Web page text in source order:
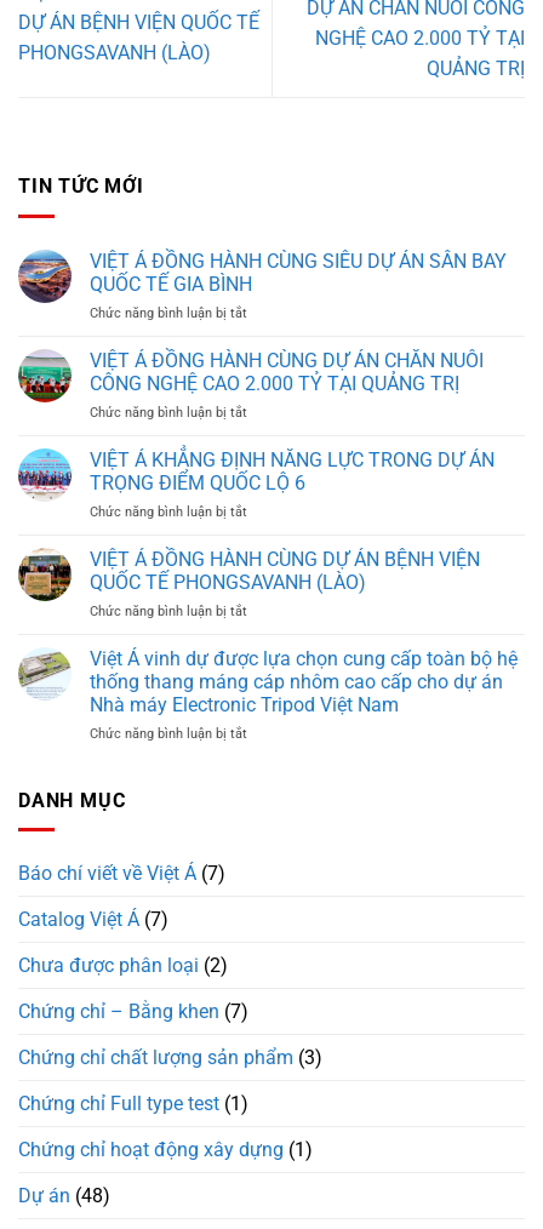
DỰ ÁN BỆNH VIỆN QUỐC TẾ
PHONGSAVANH (LÀO)
DỰ ÁN CHĂN NUÔI CÔNG
NGHỆ CAO 2.000 TỶ TẠI
QUẢNG TRỊ
TIN TỨC MỚI
VIỆT Á ĐỒNG HÀNH CÙNG SIÊU DỰ ÁN SÂN BAY
QUỐC TẾ GIA BÌNH
Chức năng bình luận bị tắtở
Á
ĐỒNG
HÀNH
CÙNG
DỰ
ÁN
BAY
TẾ
GIA
VIỆT Á ĐỒNG HÀNH CÙNG DỰ ÁN CHĂN NUÔI
CÔNG NGHỆ CAO 2.000 TỶ TẠI QUẢNG TRỊ
Chức năng bình luận bị tắtở
Á
ĐỒNG
HÀNH
CÙNG
ÁN
CHĂN
CÔNG
CAO
2.000
TỶ
QUẢNG
VIỆT Á KHẲNG ĐỊNH NĂNG LỰC TRONG DỰ ÁN
TRỌNG ĐIỂM QUỐC LỘ 6
Chức năng bình luận bị tắtở
Á
KHẲNG
ĐỊNH
NĂNG
TRONG
DỰ
ÁN
TRỌNG
ĐIỂM
VIỆT Á ĐỒNG HÀNH CÙNG DỰ ÁN BỆNH VIỆN
QUỐC TẾ PHONGSAVANH (LÀO)
Chức năng bình luận bị tắtở
Á
ĐỒNG
HÀNH
CÙNG
DỰ
Việt Á vinh dự được lựa chọn cung cấp toàn bộ hệ
thống thang máng cáp nhôm cao cấp cho dự án
Nhà máy Electronic Tripod Việt Nam
Chức năng bình luận bị tắtở
thang
cáp
cao
cho
dự
DANH MỤC
Báo chí viết về Việt Á (7)
Catalog Việt Á (7)
Chưa được phân loại (2)
Chứng chỉ – Bằng khen (7)
Chứng chỉ chất lượng sản phẩm (3)
Chứng chỉ Full type test (1)
Chứng chỉ hoạt động xây dựng (1)
Dự án (48)